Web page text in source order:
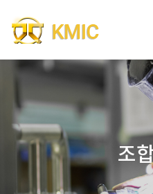
조